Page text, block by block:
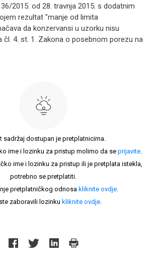
2015. od 28. travnja 2015. s dodatnim
rezultat "manje od limita
da konzervansi u uzorku nisu
čl. 4. st. 1. Zakona o posebnom porezu na
sadržaj dostupan je pretplatnicima.
ime i lozinku za pristup molimo da se prijavite.
ime i lozinku za pristup ili je pretplata istekla,
potrebno se pretplatiti.
pretplatničkog odnosa kliknite ovdje.
zaboravili lozinku kliknite ovdje.